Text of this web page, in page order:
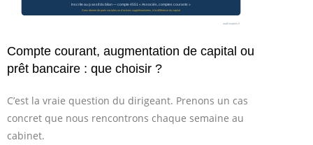
Compte courant, augmentation de capital ou
prêt bancaire : que choisir ?
C’est la vraie question du dirigeant. Prenons un cas
concret que nous rencontrons chaque semaine au
cabinet.